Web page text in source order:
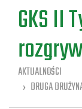
GKS II
AKTUALNOŚCI
DRUGA